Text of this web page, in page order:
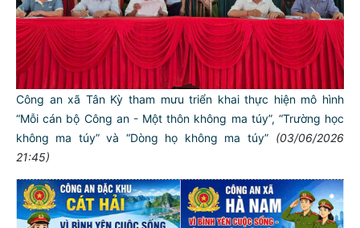
Công an xã Tân Kỳ tham mưu triển khai thực hiện mô hình
“Mỗi cán bộ Công an - Một thôn không ma túy”, “Trường học
không ma túy” và “Dòng họ không ma túy”
(03/06/2026
21:45)